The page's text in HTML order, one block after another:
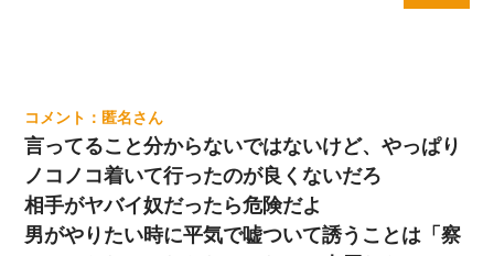
匿名
言ってること分からないではないけど、やっぱり
ノコノコ着いて行ったのが良くないだろ
相手がヤバイ奴だったら危険だよ
男がやりたい時に平気で嘘ついて誘うことは「察